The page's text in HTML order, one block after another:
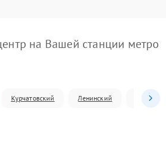
на Вашей станции метро
Курчатовский Ленинский